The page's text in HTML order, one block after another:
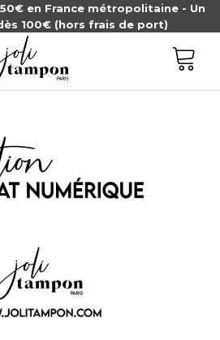
en France métropolitaine - Un
100€ (hors frais de port)